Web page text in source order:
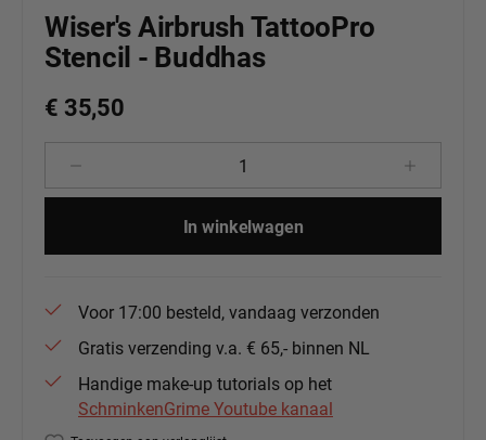
Wiser's Airbrush TattooPro
Stencil - Buddhas
€ 35,50
Producthoeveelheid: Voer de
In winkelwagen
Voor 17:00 besteld, vandaag verzonden
Gratis verzending v.a. € 65,- binnen NL
Handige make-up tutorials op het
SchminkenGrime Youtube kanaal